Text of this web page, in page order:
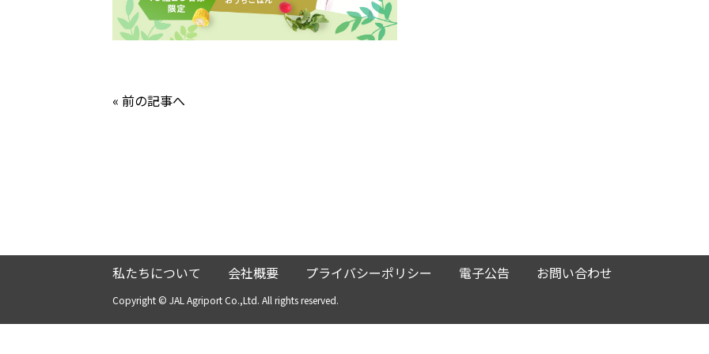
« 前の記事へ
私たちについて 会社概要 プライバシーポリシー 電子公告 お問い合わせ
Copyright © JAL Agriport Co.,Ltd. All rights reserved.